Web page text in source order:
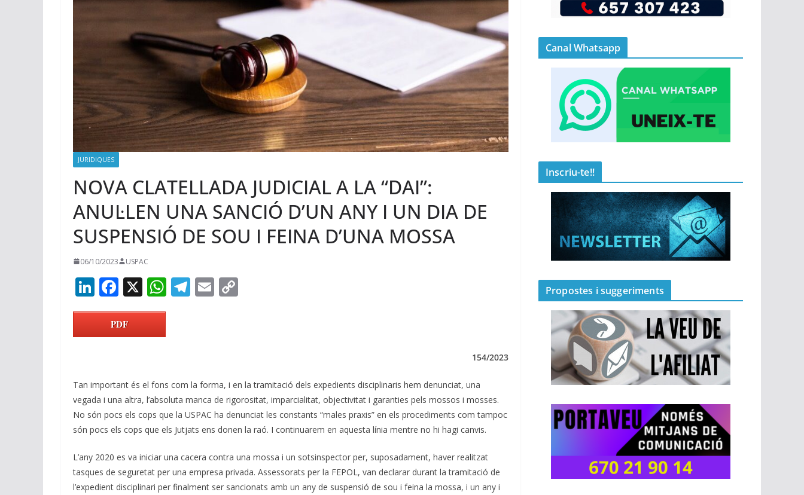
JURIDIQUES
NOVA CLATELLADA JUDICIAL A LA “DAI”:
ANUL·LEN UNA SANCIÓ D’UN ANY I UN DIA DE
SUSPENSIÓ DE SOU I FEINA D’UNA MOSSA
06/10/2023 USPAC
Li
n
k
e
n
F
ac
e
b
o
k
X W
p
p
T
m
E
n
k
PDF
154/2023
Tan important és el fons com la forma, i en la tramitació dels expedients disciplinaris hem denunciat, una
vegada i una altra, l’absoluta manca de rigorositat, imparcialitat, objectivitat i garanties pels mossos i mosses.
No són pocs els cops que la USPAC ha denunciat les constants “males praxis” en els procediments com tampoc
són pocs els cops que els Jutjats ens donen la raó. I continuarem en aquesta línia mentre no hi hagi canvis.
L’any 2020 es va iniciar una cacera contra una mossa i un sotsinspector per, suposadament, haver realitzat
tasques de seguretat per una empresa privada. Assessorats per la FEPOL, van declarar durant la tramitació de
l’expedient disciplinari per finalment ser sancionats amb un any de suspensió de sou i feina la mossa, i un any i
Canal Whatsapp
Inscriu-te!!
Propostes i suggeriments